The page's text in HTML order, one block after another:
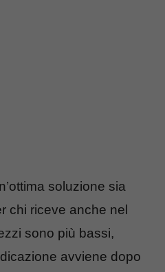
soluzione sia
chi riceve anche nel
sono più bassi,
avviene dopo